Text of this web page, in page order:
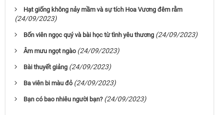
Hạt giống không nảy mầm và sự tích Hoa Vương đêm rằm
(24/09/2023)
Bốn viên ngọc quý và bài học từ tình yêu thương (24/09/2023)
Âm mưu ngọt ngào (24/09/2023)
Bài thuyết giảng (24/09/2023)
Ba viên bi màu đỏ (24/09/2023)
Bạn có bao nhiêu người bạn? (24/09/2023)